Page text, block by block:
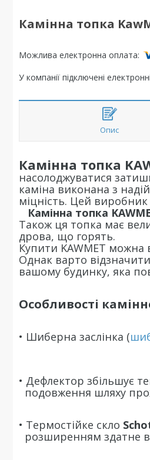
Камінна топка
У компанії підключені
Опис
Камінна топка
насолоджуватися
каміна виконана з
міцність. Цей
Камінна топка
Також ця топка має
дрова, що горять.
Купити KAWMET можна
Однак варто
вашому будинку, яка
Особливості
• Шиберна заслінка (
• Дефлектор збільшує
подовження шляху
• Термостійке скло
розширенням здатне